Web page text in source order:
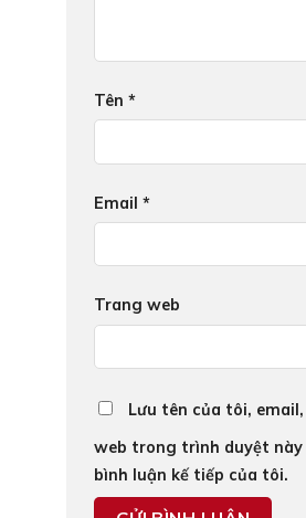
Tên *
Email *
Trang web
Lưu tên của tôi,
web trong trình duyệt này
bình luận kế tiếp của tôi.